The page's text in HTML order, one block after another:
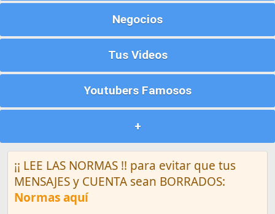
Negocios
Tus Videos
Youtubers Famosos
+
¡¡ LEE LAS NORMAS !! para evitar que tus
MENSAJES y CUENTA sean BORRADOS:
Normas aquí